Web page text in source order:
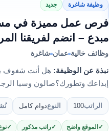
وظيفة شاغرة جديد
فرص عمل مميزة في
مبدع – انضم لفريقنا
وظائف خالية عمان شاغرة
نبذة عن الوظيفة: هل أنت شغوف
إبداعك وتطورك؟صالون وسبا
الراتب100 النوعدوام كامل
الموقع واضح راتب مذكور